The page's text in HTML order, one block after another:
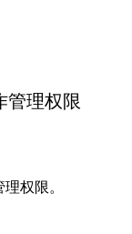
管理权限
权限。